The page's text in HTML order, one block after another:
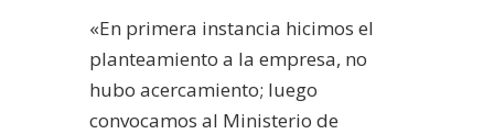
«En primera instancia hicimos el
planteamiento a la empresa, no
hubo acercamiento; luego
convocamos al Ministerio de